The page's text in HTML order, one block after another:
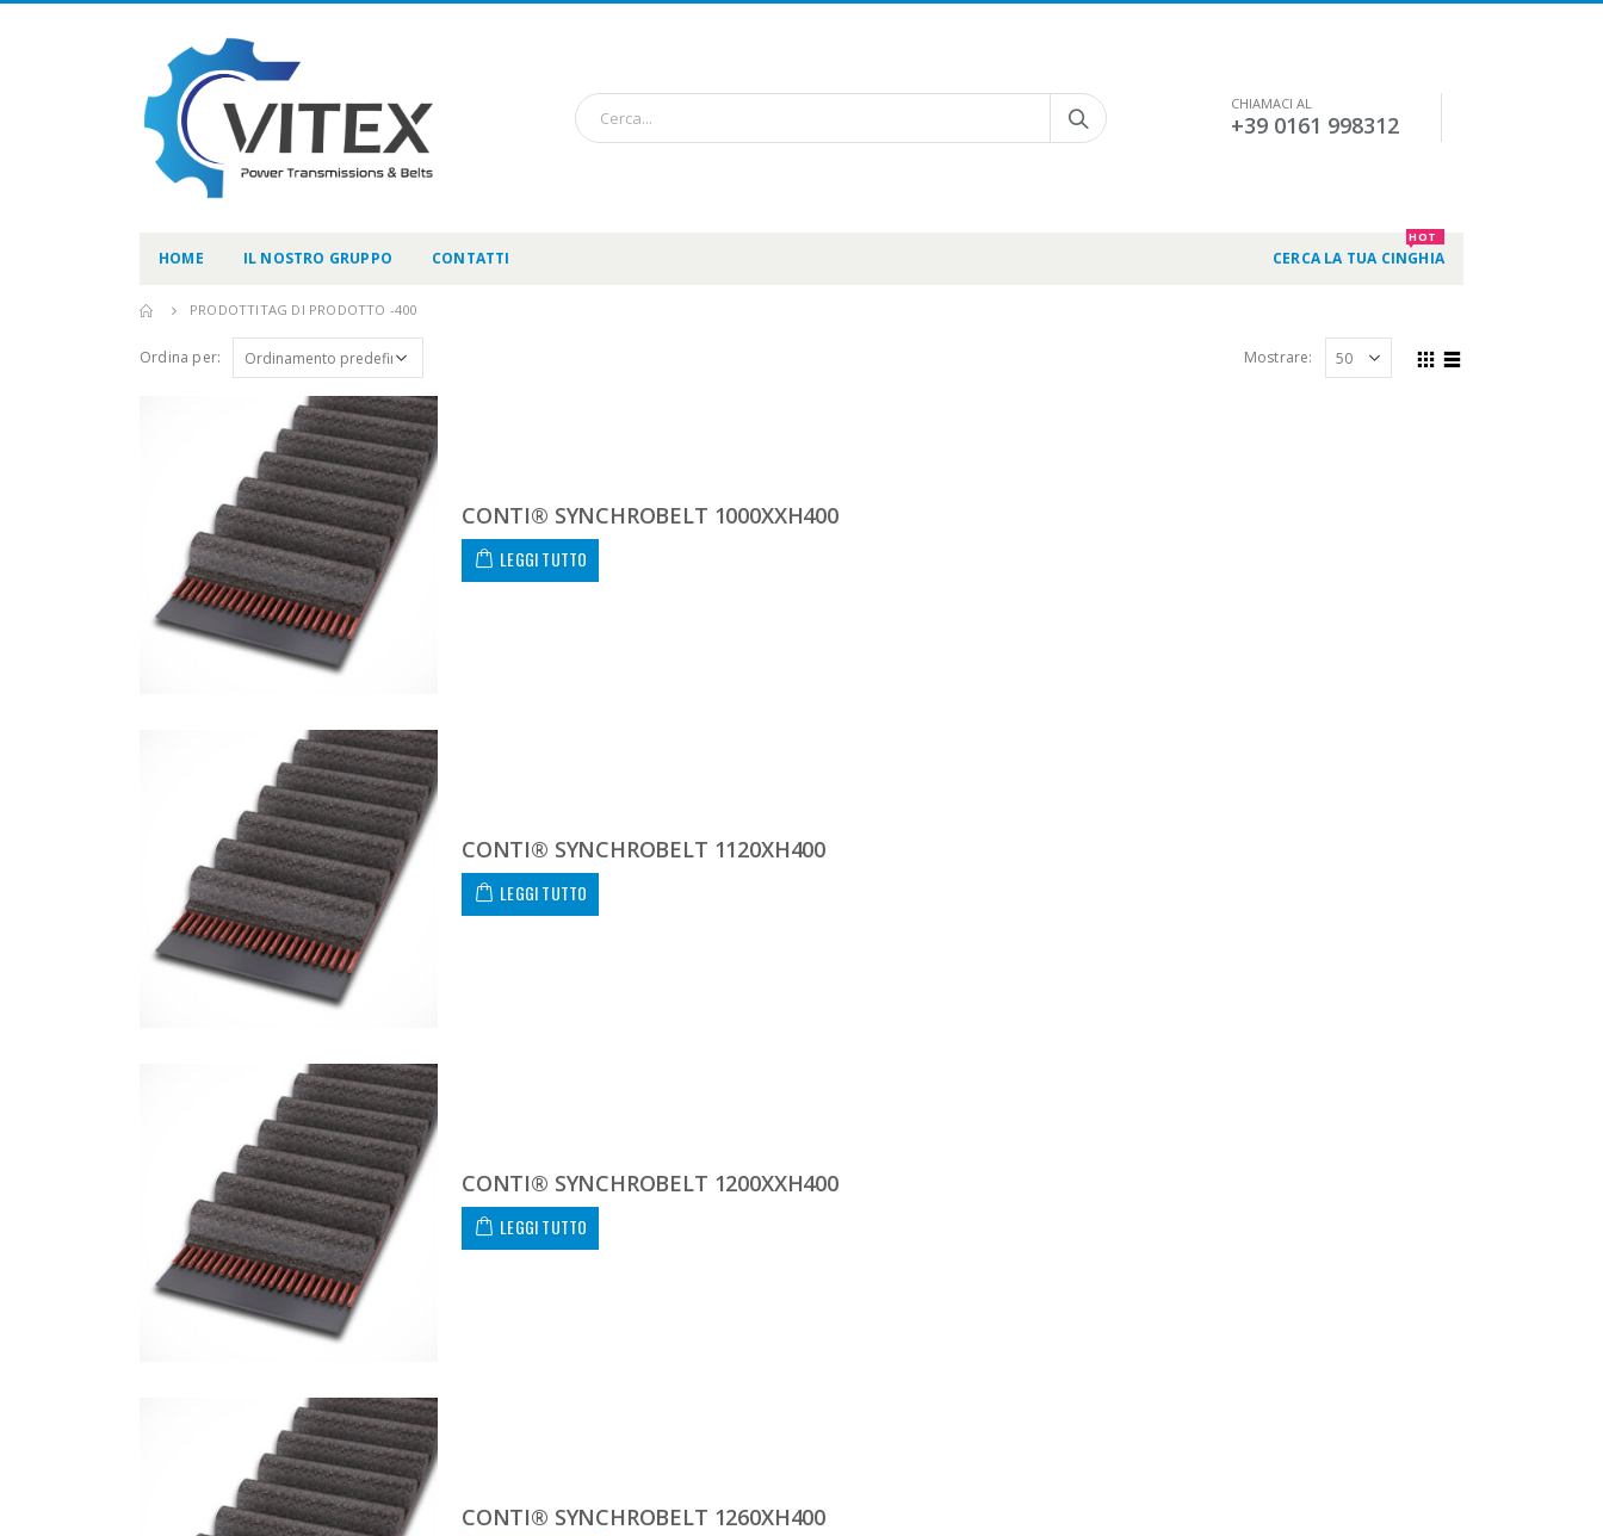
CHIAMACI AL
+39 0161 998312
HOME IL NOSTRO GRUPPO CONTATTI CERCA LA TUA CINGHIA
HOT
PRODOTTITAG DI PRODOTTO -400
Ordina per: Mostrare:
CONTI® SYNCHROBELT 1000XXH400
LEGGI TUTTO
CONTI® SYNCHROBELT 1120XH400
LEGGI TUTTO
CONTI® SYNCHROBELT 1200XXH400
LEGGI TUTTO
CONTI® SYNCHROBELT 1260XH400